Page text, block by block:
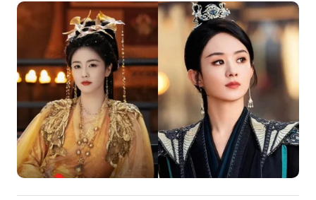
đầu như Bạch Lộc, Triệu Lệ Dĩnh có thể bị thay thế
trong tương lai.